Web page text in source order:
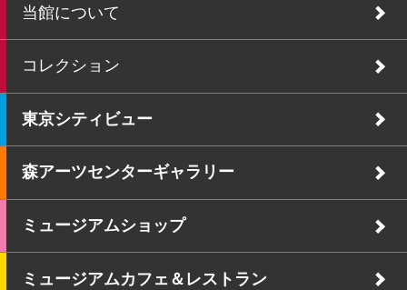
当館について
コレクション
東京シティビュー
森アーツセンターギャラリー
ミュージアムショップ
ミュージアムカフェ＆レストラン